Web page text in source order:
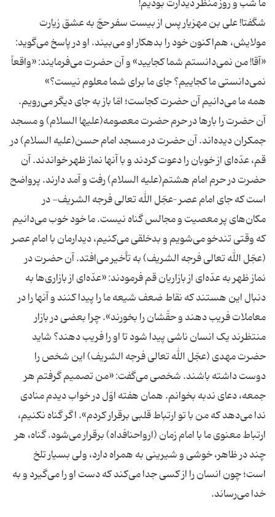
شگفتا! علی بن مهزیار پس از بیست سفر حجّ به عشق زیارت
مولایش، هم‌اکنون خود را بدهکار او می‌بیند. او در پاسخ می‌گوید:
«آقا! من نمی‌دانستم شما کجایید» و آن حضرت می‌فرمایند: «واقعاً
همه ما می‌دانیم آن حضرت کجاست؛ امّا باز به جای دیگر می‌رویم.
آن حضرت را بارها در حرم حضرت معصومه(علیها السلام) و مسجد
جمکران دیده‌اند. آن حضرت در مسجد امام حسن(علیه السلام) در
قم، عدّه‌ای از خوبان را دعوت کردند و با آنها نماز ظهر خواندند. آن
حضرت در حرم امام هشتم(علیه السلام) رفت و آمد دارند. پرواضح
است که جای امام عصر –عجّل الله تعالی فرجه الشریف- در
مکان‌های پر معصیت و مجالس گناه نیست. ما خود خوب می‌دانیم
که وقتی تندخو می‌شویم و بدخلقی می‌کنیم، دیدارمان با امام عصر
(عجّل الله تعالی فرجه الشریف) به تأخیر می‌افتد. آن حضرت در
نماز ظهر به عدّه‌ای از بازاریان قم فرمودند: «عدّه‌ای از بازاری‌ها به
دنبال این هستند که نقاط ضعف شیعه ما را پیدا کنند و آنها را در
معاملات فریب دهند و حقّشان را بخورند». چرا بعضی در بازار
منتظرند یک انسان ناشی پیدا شود تا او را فریب دهند؟ شاید
حضرت مهدی (عجّل الله تعالی فرجه الشریف) این شخص را
دوست داشته باشند. شخصی می‌‌گفت: «من تصمیم گرفتم هر
جمعه، دعای ندبه بخوانم. همان هفته اوّل در خواب دیدم منادی
ندا می‌دهد که من با تو ارتباط قلبی برقرار کردم». اگر گناه نکنیم،
ارتباط معنوی ما با امام زمان (ارواحنافداه) برقرار می‌شود. گناه، هر
چند در ظاهر، خوشی و شیرینی به همراه دارد، ولی بسیار تلخ
است؛ چون انسان را از کسی جدا می‌کند که دست او را می‌گیرد و به